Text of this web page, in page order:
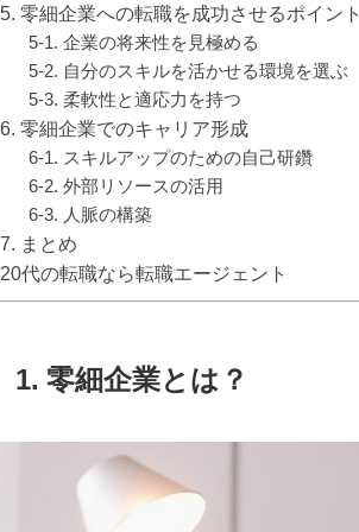
5. 零細企業への転職を成功させるポイント
5-1. 企業の将来性を見極める
5-2. 自分のスキルを活かせる環境を選ぶ
5-3. 柔軟性と適応力を持つ
6. 零細企業でのキャリア形成
6-1. スキルアップのための自己研鑽
6-2. 外部リソースの活用
6-3. 人脈の構築
7. まとめ
20代の転職なら転職エージェント
1. 零細企業とは？